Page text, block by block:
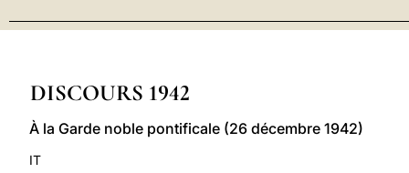
العربيّة
DISCOURS 1942
À la Garde noble pontificale (26 décembre 1942)
IT